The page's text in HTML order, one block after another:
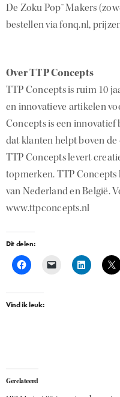
De Zoku Pop™ Makers
bestellen via fonq.nl,
Over TTP Concepts
TTP Concepts is ruim 10
en innovatieve artikelen
Concepts is een innovatief
dat klanten helpt boven
TTP Concepts levert
topmerken. TTP Concepts
van Nederland en België.
www.ttpconcepts.nl
Dit delen:
Vind ik leuk:
Gerelateerd